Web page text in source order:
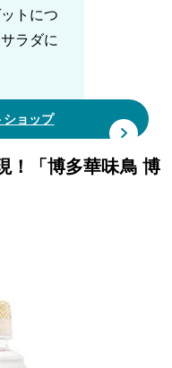
トにつ
ラダに
ショップ
！「博多華味鳥 博